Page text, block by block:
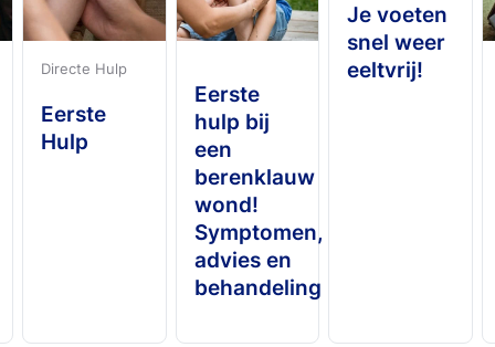
Directe Hulp
Eerste
Hulp
Eerste
hulp bij
een
berenklauw
wond!
Symptomen,
advies en
behandeling
Je voeten
snel weer
eeltvrij!